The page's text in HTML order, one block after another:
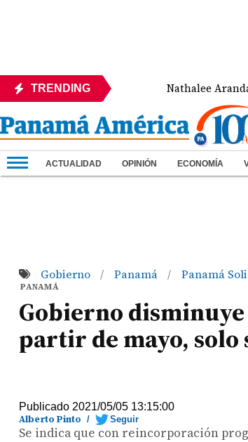
TRENDING
la Concacaf Nathalee Aranda
ACTUALIDAD OPINIÓN ECONOMÍA
Gobierno / Panamá / Panamá
PANAMÁ
Gobierno
partir de mayo, solo
Publicado 2021/05/05 13:15:00
Alberto Pinto / Seguir
Se indica que con reincorporación